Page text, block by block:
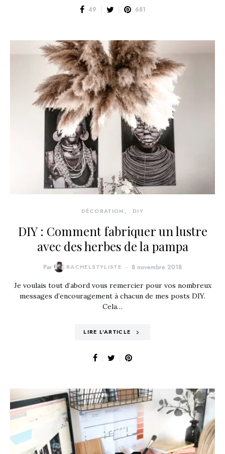
49 681
DÉCORATION DIY
DIY : Comment fabriquer un lustre
avec des herbes de la pampa
Par RACHELSTYLISTE 8 novembre 2018
Je voulais tout d’abord vous remercier pour vos nombreux
messages d’encouragement à chacun de mes posts DIY.
Cela…
LIRE L'ARTICLE